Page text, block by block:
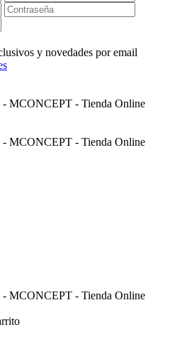
y novedades por email